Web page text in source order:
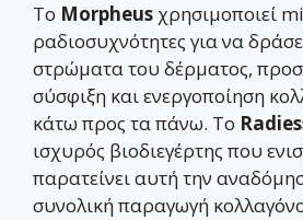
Το Morpheus χρησιμοποιεί
ραδιοσυχνότητες για να
στρώματα του δέρματος,
σύσφιξη και ενεργοποίηση
κάτω προς τα πάνω. Το
ισχυρός βιοδιεγέρτης που
παρατείνει αυτή την
συνολική παραγωγή